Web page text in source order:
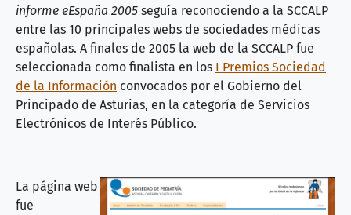
informe eEspaña 2005 seguía reconociendo a la SCCALP
entre las 10 principales webs de sociedades médicas
españolas. A finales de 2005 la web de la SCCALP fue
seleccionada como finalista en los I Premios Sociedad
de la Información convocados por el Gobierno del
Principado de Asturias, en la categoría de Servicios
Electrónicos de Interés Público.
La página web
fue